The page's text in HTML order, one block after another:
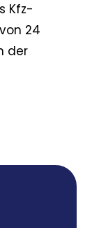
Kfz-
24
der